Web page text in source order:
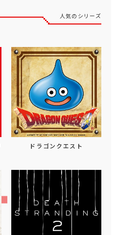
人気のシリーズ
ドラゴンクエスト